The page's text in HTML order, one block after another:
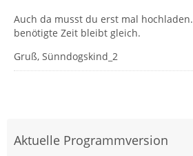
Auch da musst du erst mal
benötigte Zeit bleibt gleich.
Gruß, Sünndogskind_2
Aktuelle Programmversion